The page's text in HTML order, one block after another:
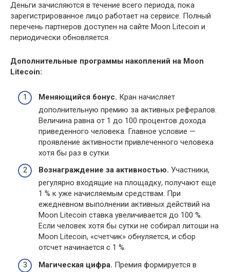
Деньги зачисляются в течение всего периода, пока
зарегистрированное лицо работает на сервисе. Полный
перечень партнеров доступен на сайте Moon Litecoin и
периодически обновляется.
Дополнительные программы накоплений на Moon
Litecoin:
Меняющийся бонус. Кран начисляет
дополнительную премию за активных рефералов.
Величина равна от 1 до 100 процентов дохода
приведенного человека. Главное условие —
проявление активности привлеченного человека
хотя бы раз в сутки.
Вознаграждение за активностью. Участники,
регулярно входящие на площадку, получают еще
1 % к уже начисляемым средствам. При
ежедневном выполнении активных действий на
Moon Litecoin ставка увеличивается до 100 %.
Если человек хотя бы сутки не собирал литоши на
Moon Litecoin, «счетчик» обнуляется, и сбор
отсчет начинается с 1 %.
Магическая цифра. Премия формируется в